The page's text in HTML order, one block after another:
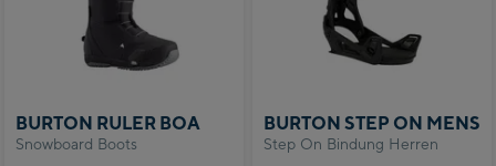
Snowboard Boots
BURTON RULER BOA
Step On Bindung Herren
BURTON STEP ON MENS